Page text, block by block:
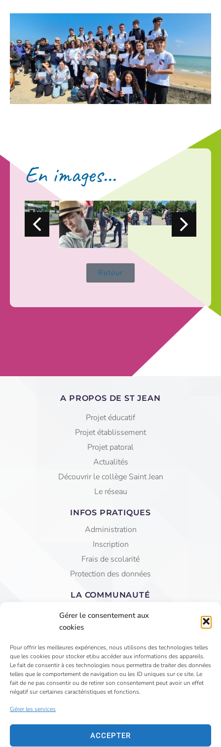
Gérer le consentement aux
cookies
Pour offrir les meilleures expériences, nous utilisons des technologies telles
que les cookies pour stocker et/ou accéder aux informations des appareils.
Le fait de consentir à ces technologies nous permettra de traiter des données
telles que le comportement de navigation ou les ID uniques sur ce site. Le
fait de ne pas consentir ou de retirer son consentement peut avoir un effet
négatif sur certaines caractéristiques et fonctions.
Gérer les services
ACCEPTER
En images...
Retour
A PROPOS DE ST JEAN
Projet éducatif
Projet établissement
Projet patoral
Actualités
Découvrir le collège Saint Jean
Le réseau
INFOS PRATIQUES
Administration
Inscription
Frais de scolarité
Protection des données
LA COMMUNAUTÉ
Equipe éducative
AGEC Saint Jean
4 Rue du Faubourg St Jean - VIHIERS 49310 LYS
HAUT LAYON
02 41 75 81 15